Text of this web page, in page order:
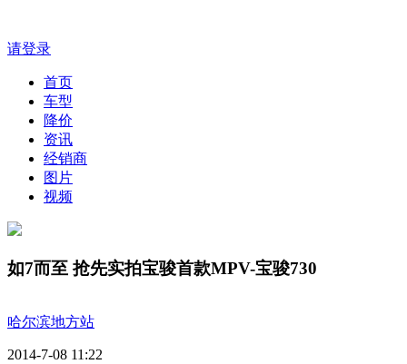
请登录
首页
车型
降价
资讯
经销商
图片
视频
如7而至 抢先实拍宝骏首款MPV-宝骏730
哈尔滨地方站
2014-7-08 11:22